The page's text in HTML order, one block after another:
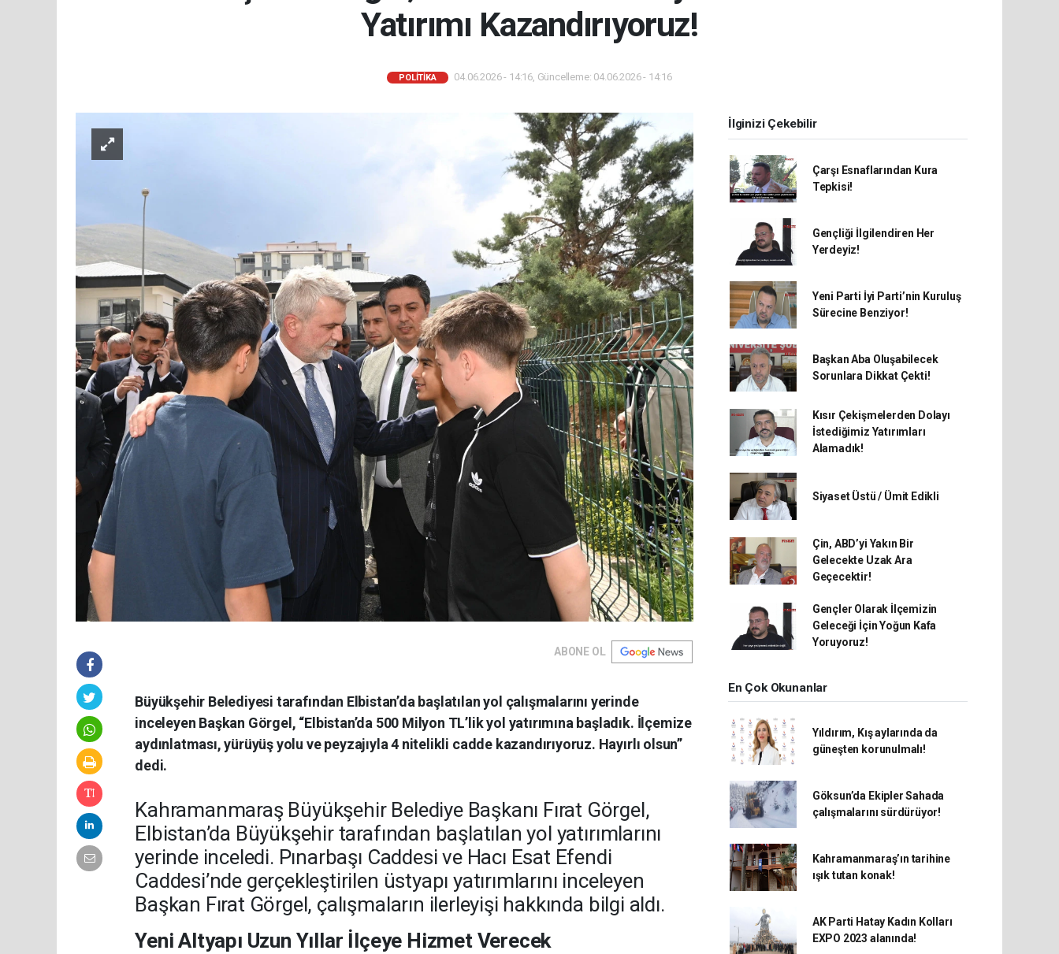
Yatırımı Kazandırıyoruz!
POLİTİKA 04.06.2026 - 14:16, Güncelleme: 04.06.2026 - 14:16
ABONE OL
Büyükşehir Belediyesi tarafından Elbistan’da başlatılan yol çalışmalarını yerinde
inceleyen Başkan Görgel, “Elbistan’da 500 Milyon TL’lik yol yatırımına başladık. İlçemize
aydınlatması, yürüyüş yolu ve peyzajıyla 4 nitelikli cadde kazandırıyoruz. Hayırlı olsun”
dedi.
Kahramanmaraş Büyükşehir Belediye Başkanı Fırat Görgel,
Elbistan’da Büyükşehir tarafından başlatılan yol yatırımlarını
yerinde inceledi. Pınarbaşı Caddesi ve Hacı Esat Efendi
Caddesi’nde gerçekleştirilen üstyapı yatırımlarını inceleyen
Başkan Fırat Görgel, çalışmaların ilerleyişi hakkında bilgi aldı.
Yeni Altyapı Uzun Yıllar İlçeye Hizmet Verecek
İlginizi Çekebilir
Çarşı Esnaflarından Kura
Tepkisi!
Gençliği İlgilendiren Her
Yerdeyiz!
Yeni Parti İyi Parti’nin Kuruluş
Sürecine Benziyor!
Başkan Aba Oluşabilecek
Sorunlara Dikkat Çekti!
Kısır Çekişmelerden Dolayı
İstediğimiz Yatırımları
Alamadık!
Siyaset Üstü / Ümit Edikli
Çin, ABD’yi Yakın Bir
Gelecekte Uzak Ara
Geçecektir!
Gençler Olarak İlçemizin
Geleceği İçin Yoğun Kafa
Yoruyoruz!
En Çok Okunanlar
Yıldırım, Kış aylarında da
güneşten korunulmalı!
Göksun’da Ekipler Sahada
çalışmalarını sürdürüyor!
Kahramanmaraş’ın tarihine
ışık tutan konak!
AK Parti Hatay Kadın Kolları
EXPO 2023 alanında!